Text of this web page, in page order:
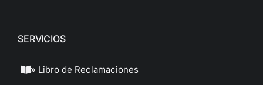
SERVICIOS
» Libro de Reclamaciones